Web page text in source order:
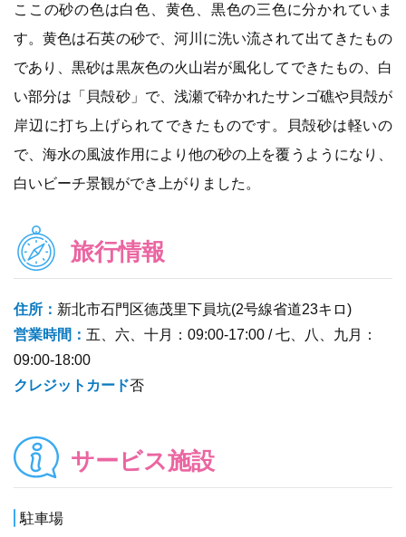
ここの砂の色は白色、黄色、黒色の三色に分かれていま
す。黄色は石英の砂で、河川に洗い流されて出てきたもの
であり、黒砂は黒灰色の火山岩が風化してできたもの、白
い部分は「貝殻砂」で、浅瀬で砕かれたサンゴ礁や貝殻が
岸辺に打ち上げられてできたものです。貝殻砂は軽いの
で、海水の風波作用により他の砂の上を覆うようになり、
白いビーチ景観ができ上がりました。
旅行情報
住所： 新北市石門区德茂里下員坑(2号線省道23キロ)
営業時間： 五、六、十月：09:00-17:00 / 七、八、九月：
09:00-18:00
クレジットカード否
サービス施設
駐車場